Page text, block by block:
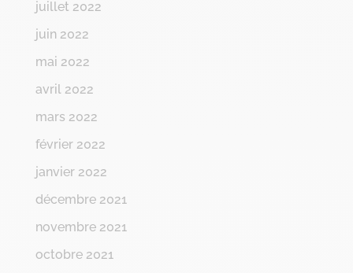
juillet 2022
juin 2022
mai 2022
avril 2022
mars 2022
février 2022
janvier 2022
décembre 2021
novembre 2021
octobre 2021